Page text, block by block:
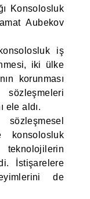
Konsolosluk
Aubekov
iş
iki ülke
korunması
ele aldı.
konsolosluk
İstişarelere
de